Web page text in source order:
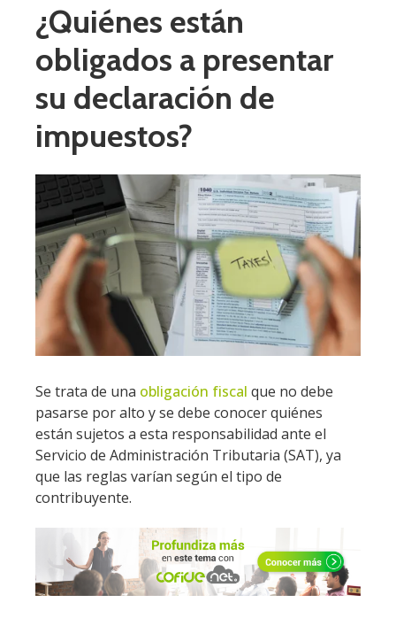
¿Quiénes están
obligados a presentar
su declaración de
impuestos?
Se trata de una obligación fiscal que no debe
pasarse por alto y se debe conocer quiénes
están sujetos a esta responsabilidad ante el
Servicio de Administración Tributaria (SAT), ya
que las reglas varían según el tipo de
contribuyente.